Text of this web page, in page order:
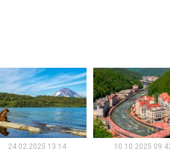
24.02.2025 13:14
10.10.2025